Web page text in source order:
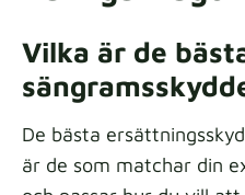
Vilka är de
De bästa
är de som matchar din